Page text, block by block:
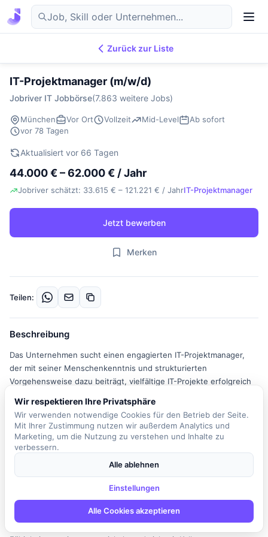
DE
Zurück zur Liste
IT-Projektmanager (m/w/d)
Jobriver IT Jobbörse(7.863 weitere Jobs)
München Vor Ort Vollzeit Mid-Level
Ab sofort
vor 78 Tagen
Aktualisiert vor 66 Tagen
44.000 € – 62.000 € / Jahr
Jobriver schätzt: 33.615 € – 121.221 € / JahrIT-Projektmanager
Jetzt bewerben
Merken
Teilen:
Beschreibung
Das Unternehmen sucht einen engagierten IT-Projektmanager,
der mit seiner Menschenkenntnis und strukturierten
Vorgehensweise dazu beiträgt, vielfältige IT-Projekte erfolgreich
Vorantreiben der Projekte mittels Multiprojektmanagement-
Fähigkeiten. Sie sorgen durch Ihre pragmatische und strukturierte
Arbeitsweise dafür, dass der Projektstatus jederzeit transparent
ist. Zudem fungieren Sie als Kommunikationsschnittstelle
zwischen motivierten IT-Fachkräften und anspruchsvollen
Kunden. Sie arbeiten in einem dynamischen Team, das Wert auf
Zusammenarbeit und offene Kommunikation legt. Die
Unternehmenskultur fördert Flexibilität und eine ausgewogene
Work-Life-Balance. Darüber hinaus haben Sie die Möglichkeit, an
Wir respektieren Ihre Privatsphäre
Wir verwenden notwendige Cookies für den Betrieb der Seite.
Mit Ihrer Zustimmung nutzen wir außerdem Analytics und
Marketing, um die Nutzung zu verstehen und Inhalte zu
verbessern.
Alle ablehnen
Einstellungen
Alle Cookies akzeptieren